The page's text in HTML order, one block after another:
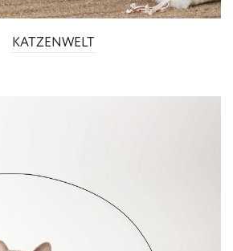
KATZENWELT